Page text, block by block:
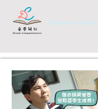
Passion to Dream,